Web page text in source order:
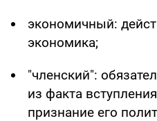
экономичный:
экономика;
"членский":
из факта
признание его